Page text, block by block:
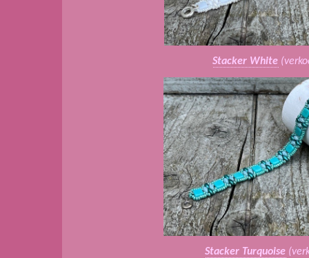
Stacker White
Stacker Turquoise